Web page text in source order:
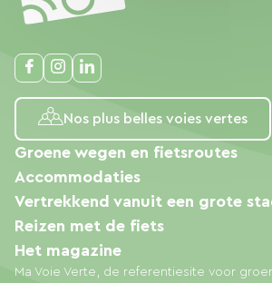
Nos plus belles voies vertes
Ma Voie Verte, de referentiesite voor
Groene wegen en fietsroutes
Accommodaties
Vertrekkend vanuit een grote
Reizen met de fiets
Het magazine